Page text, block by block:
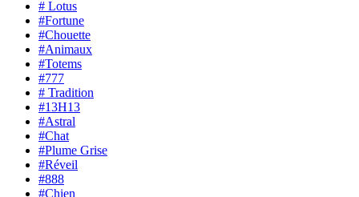
# Lotus
#Fortune
#Chouette
#Animaux
#Totems
#777
# Tradition
#13H13
#Astral
#Chat
#Plume Grise
#Réveil
#888
#Chien